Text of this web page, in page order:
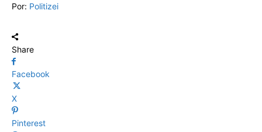
Por: Politizei
Share
Facebook
X
Pinterest